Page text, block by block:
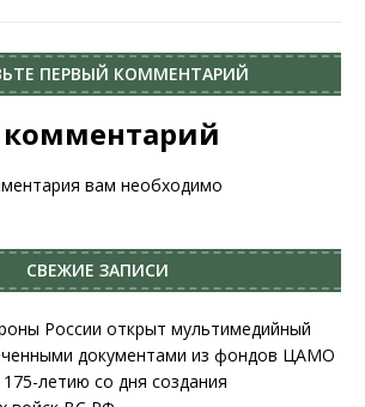
ПЕРВЫЙ КОММЕНТАРИЙ
комментарий
вам необходимо
СВЕЖИЕ ЗАПИСИ
России открыт мультимедийный
документами из фондов ЦАМО
летию со дня создания